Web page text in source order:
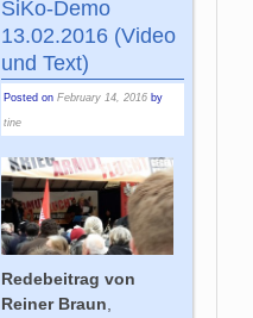
SiKo-Demo
13.02.2016 (Video
und Text)
Posted on February 14, 2016 by
tine
Redebeitrag von
Reiner Braun